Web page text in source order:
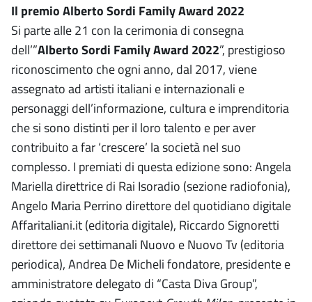
Il premio Alberto Sordi Family Award 2022
Si parte alle 21 con la cerimonia di consegna
dell’”Alberto Sordi Family Award 2022”, prestigioso
riconoscimento che ogni anno, dal 2017, viene
assegnato ad artisti italiani e internazionali e
personaggi dell’informazione, cultura e imprenditoria
che si sono distinti per il loro talento e per aver
contribuito a far ‘crescere’ la società nel suo
complesso. I premiati di questa edizione sono: Angela
Mariella direttrice di Rai Isoradio (sezione radiofonia),
Angelo Maria Perrino direttore del quotidiano digitale
Affaritaliani.it (editoria digitale), Riccardo Signoretti
direttore dei settimanali Nuovo e Nuovo Tv (editoria
periodica), Andrea De Micheli fondatore, presidente e
amministratore delegato di “Casta Diva Group”,